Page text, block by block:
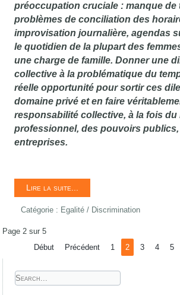
préoccupation cruciale : manque de
problèmes de conciliation des
improvisation journalière, agendas
le quotidien de la plupart des
une charge de famille. Donner une
collective à la problématique du
réelle opportunité pour sortir ces
domaine privé et en faire
responsabilité collective, à la fois du
professionnel, des pouvoirs publics,
entreprises.
Lire la suite...
Catégorie : Egalité / Discrimination
Page 2 sur 5
Début
Précédent 1 2 3 4 5